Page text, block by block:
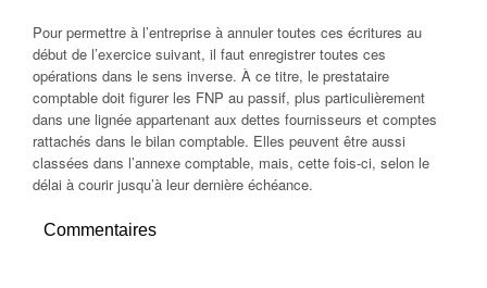
Pour permettre à l’entreprise à annuler toutes ces écritures au
début de l’exercice suivant, il faut enregistrer toutes ces
opérations dans le sens inverse. À ce titre, le prestataire
comptable doit figurer les FNP au passif, plus particulièrement
dans une lignée appartenant aux dettes fournisseurs et comptes
rattachés dans le bilan comptable. Elles peuvent être aussi
classées dans l’annexe comptable, mais, cette fois-ci, selon le
délai à courir jusqu’à leur dernière échéance.
Commentaires